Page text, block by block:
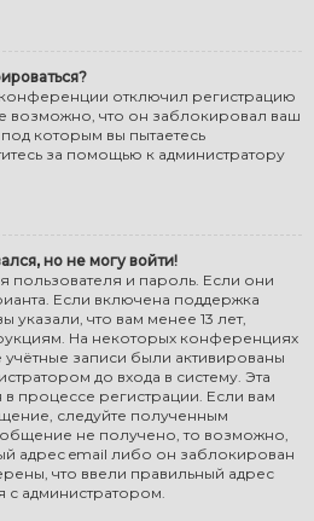
отключил регистрацию
возможно, что он заблокировал ваш
которым вы пытаетесь
за помощью к администратору
но не могу войти!
пользователя и пароль. Если они
Если включена поддержка
указали, что вам менее 13 лет,
На некоторых конференциях
записи были активированы
до входа в систему. Эта
процессе регистрации. Если вам
следуйте полученным
не получено, то возможно,
адрес email либо он заблокирован
что ввели правильный адрес
с администратором.